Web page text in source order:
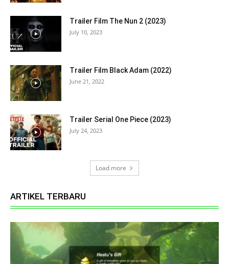
Trailer Film The Nun 2 (2023)
July 10, 2023
Trailer Film Black Adam (2022)
June 21, 2022
Trailer Serial One Piece (2023)
July 24, 2023
Load more
ARTIKEL TERBARU